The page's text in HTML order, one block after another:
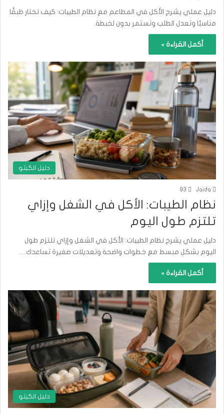
دليل عملي يشرح الأكل في المطاعم مع نظام الطيبات: كيف تختار طبقًا
مناسبًا وتعدل الطلب وتستمر بدون لخبطة.
أكمل القراءة »
دليل الكيتو
Jaida
93
نظام الطيبات: الأكل في الشغل وإزاي
تلتزم طول اليوم
دليل عملي يشرح نظام الطيبات: الأكل في الشغل وإزاي تلتزم طول
اليوم بشكل مبسط مع خطوات واضحة وتعديلات صغيرة تساعدك…
أكمل القراءة »
دليل الكيتو